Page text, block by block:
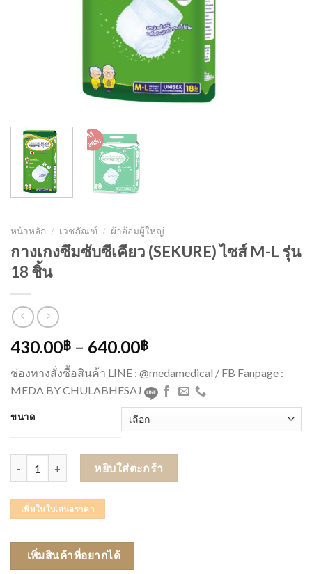
หน้าหลัก / เวชภัณฑ์ / ผ้าอ้อมผู้ใหญ่
กางเกงซึมซับซีเคียว (SEKURE) ไซส์ M-L รุ่น
18 ชิ้น
430.00฿ – 640.00฿
ช่องทางสั่งซื้อสินค้า LINE : @medamedical / FB Fanpage :
MEDA BY CHULABHESAJ
ขนาด
จำนวน กางเกงซึมซับซีเคียว (SEKURE) ไซส์ M-L รุ่น 18 ชิ้น ชิ้น
หยิบใส่ตะกร้า
เพิ่มในใบเสนอราคา
เพิ่มสินค้าที่อยากได้